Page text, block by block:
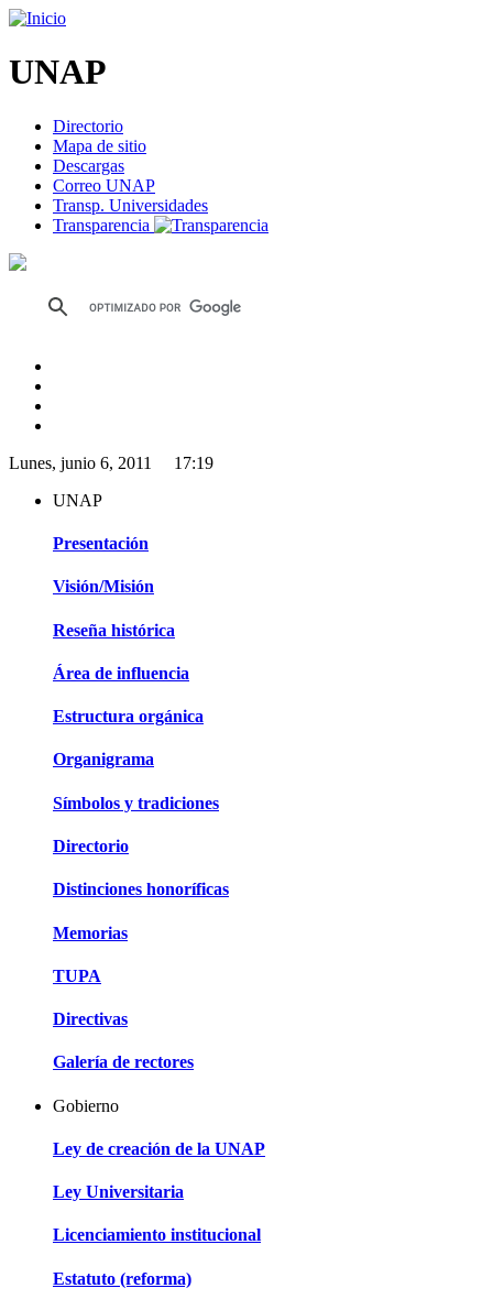
UNAP
Directorio
Mapa de sitio
Descargas
Correo UNAP
Transp. Universidades
Transparencia
Lunes, junio 6, 2011 17:19
UNAP
Presentación
Visión/Misión
Reseña histórica
Área de influencia
Estructura orgánica
Organigrama
Símbolos y tradiciones
Directorio
Distinciones honoríficas
Memorias
TUPA
Directivas
Galería de rectores
Gobierno
Ley de creación de la UNAP
Ley Universitaria
Licenciamiento institucional
Estatuto (reforma)